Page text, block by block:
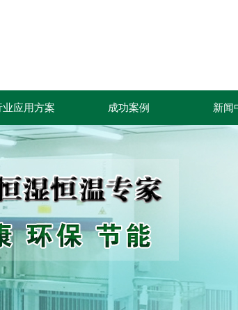
业应用方案 成功案例 新闻